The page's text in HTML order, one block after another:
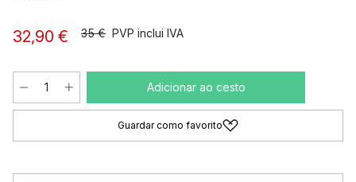
32,90 € 35 € PVP inclui IVA
Adicionar ao cesto
Guardar como favorito